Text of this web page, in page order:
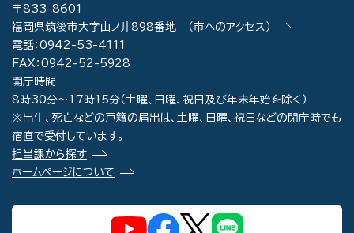
〒833-8601
福岡県筑後市大字山ノ井898番地
（市へのアクセス）
電話：0942-53-4111
FAX：0942-52-5928
開庁時間
8時30分～17時15分（土曜、日曜、祝日及び年末年始を除く）
※出生、死亡などの戸籍の届出は、土曜、日曜、祝日などの閉庁時でも
宿直で受付しています。
担当課から探す
ホームページについて